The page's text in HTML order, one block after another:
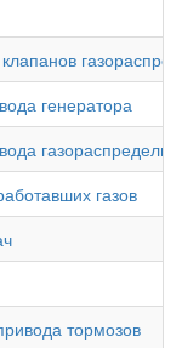
генератора
газов
тормозов